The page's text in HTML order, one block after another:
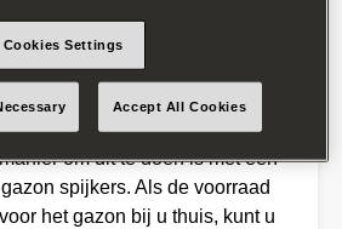
systeem verlamd raakt. Om latere
- afhankelijk van de
- is het raadzaam de
zorgvuldig aan te brengen.
om dit te doen is met een
spijkers. Als de voorraad
het gazon bij u thuis, kunt u
Cookies Settings
Accept All Cookies